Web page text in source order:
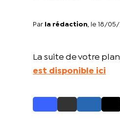
Par la rédaction , le 18/
La suite de votre
est disponible ici